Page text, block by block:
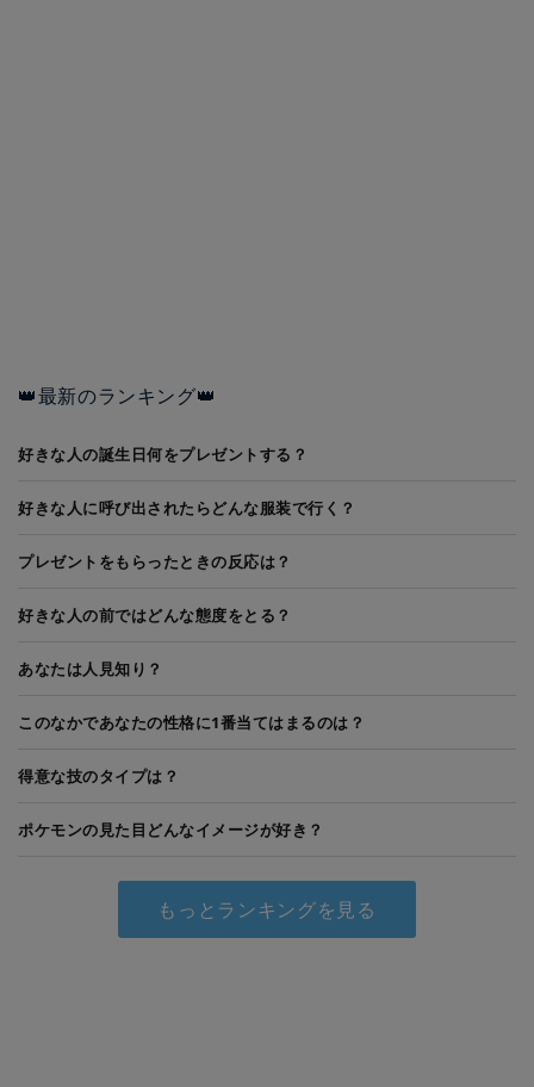
👑最新のランキング👑
好きな人の誕生日何をプレゼントする？
好きな人に呼び出されたらどんな服装で行く？
プレゼントをもらったときの反応は？
好きな人の前ではどんな態度をとる？
あなたは人見知り？
このなかであなたの性格に1番当てはまるのは？
得意な技のタイプは？
ポケモンの見た目どんなイメージが好き？
もっとランキングを見る